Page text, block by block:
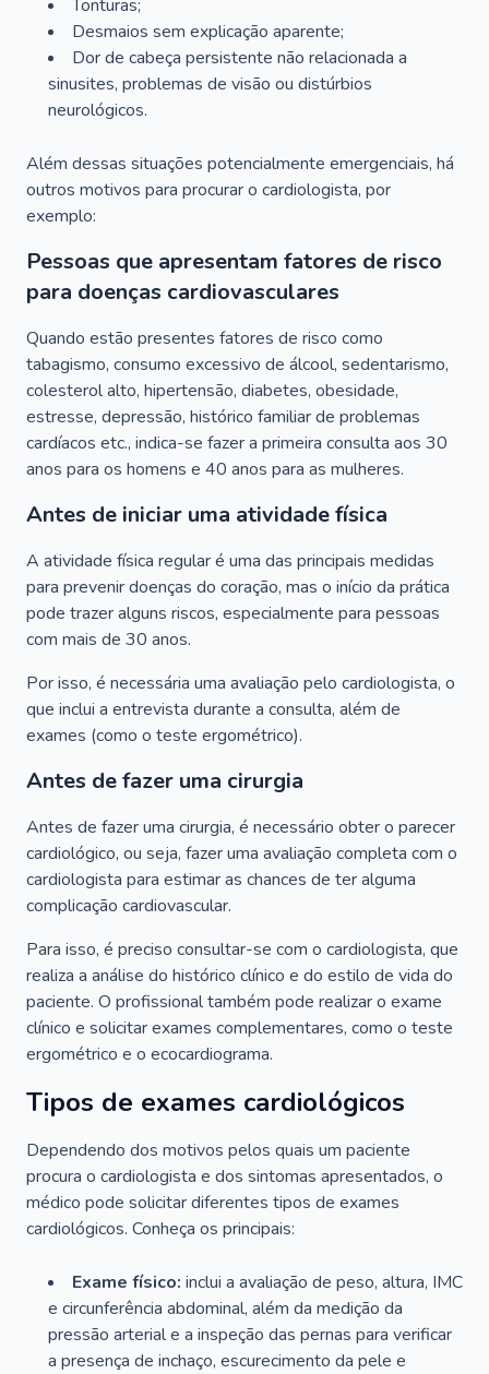
Tonturas;
Desmaios sem explicação aparente;
Dor de cabeça persistente não relacionada a
sinusites, problemas de visão ou distúrbios
neurológicos.
Além dessas situações potencialmente emergenciais, há
outros motivos para procurar o cardiologista, por
exemplo:
Pessoas que apresentam fatores de risco
para doenças cardiovasculares
Quando estão presentes fatores de risco como
tabagismo, consumo excessivo de álcool, sedentarismo,
colesterol alto, hipertensão, diabetes, obesidade,
estresse, depressão, histórico familiar de problemas
cardíacos etc., indica-se fazer a primeira consulta aos 30
anos para os homens e 40 anos para as mulheres.
Antes de iniciar uma atividade física
A atividade física regular é uma das principais medidas
para prevenir doenças do coração, mas o início da prática
pode trazer alguns riscos, especialmente para pessoas
com mais de 30 anos.
Por isso, é necessária uma avaliação pelo cardiologista, o
que inclui a entrevista durante a consulta, além de
exames (como o teste ergométrico).
Antes de fazer uma cirurgia
Antes de fazer uma cirurgia, é necessário obter o parecer
cardiológico, ou seja, fazer uma avaliação completa com o
cardiologista para estimar as chances de ter alguma
complicação cardiovascular.
Para isso, é preciso consultar-se com o cardiologista, que
realiza a análise do histórico clínico e do estilo de vida do
paciente. O profissional também pode realizar o exame
clínico e solicitar exames complementares, como o teste
ergométrico e o ecocardiograma.
Tipos de exames cardiológicos
Dependendo dos motivos pelos quais um paciente
procura o cardiologista e dos sintomas apresentados, o
médico pode solicitar diferentes tipos de exames
cardiológicos. Conheça os principais:
Exame físico: inclui a avaliação de peso, altura, IMC
e circunferência abdominal, além da medição da
pressão arterial e a inspeção das pernas para verificar
a presença de inchaço, escurecimento da pele e